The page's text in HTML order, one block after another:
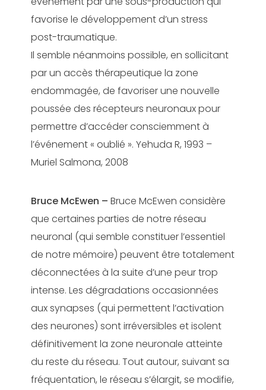
favorise le développement d’un stress
post-traumatique.
Il semble néanmoins possible, en sollicitant
par un accès thérapeutique la zone
endommagée, de favoriser une nouvelle
poussée des récepteurs neuronaux pour
permettre d’accéder consciemment à
l’événement « oublié ». Yehuda R, 1993 –
Muriel Salmona, 2008
Bruce McEwen – Bruce McEwen considère
que certaines parties de notre réseau
neuronal (qui semble constituer l’essentiel
de notre mémoire) peuvent être totalement
déconnectées à la suite d’une peur trop
intense. Les dégradations occasionnées
aux synapses (qui permettent l’activation
des neurones) sont irréversibles et isolent
définitivement la zone neuronale atteinte
du reste du réseau. Tout autour, suivant sa
fréquentation, le réseau s’élargit, se modifie,